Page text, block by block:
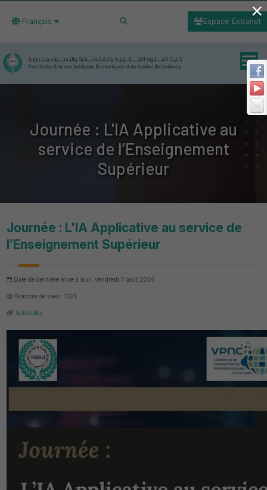
Français Espace Extranet
Journée : L'IA Applicative au
service de l’Enseignement
Supérieur
Journée : L'IA Applicative au service de
l’Enseignement Supérieur
Date de dernière mise à jour: vendredi 7 août 2026
Nombre de vues: 1021
Actualités
×